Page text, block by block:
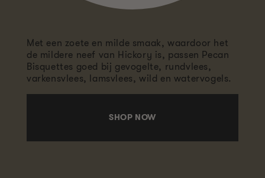
Met een zoete en milde smaak, waardoor het
de mildere neef van Hickory is, passen Pecan
Bisquettes goed bij gevogelte, rundvlees,
varkensvlees, lamsvlees, wild en watervogels.
SHOP NOW